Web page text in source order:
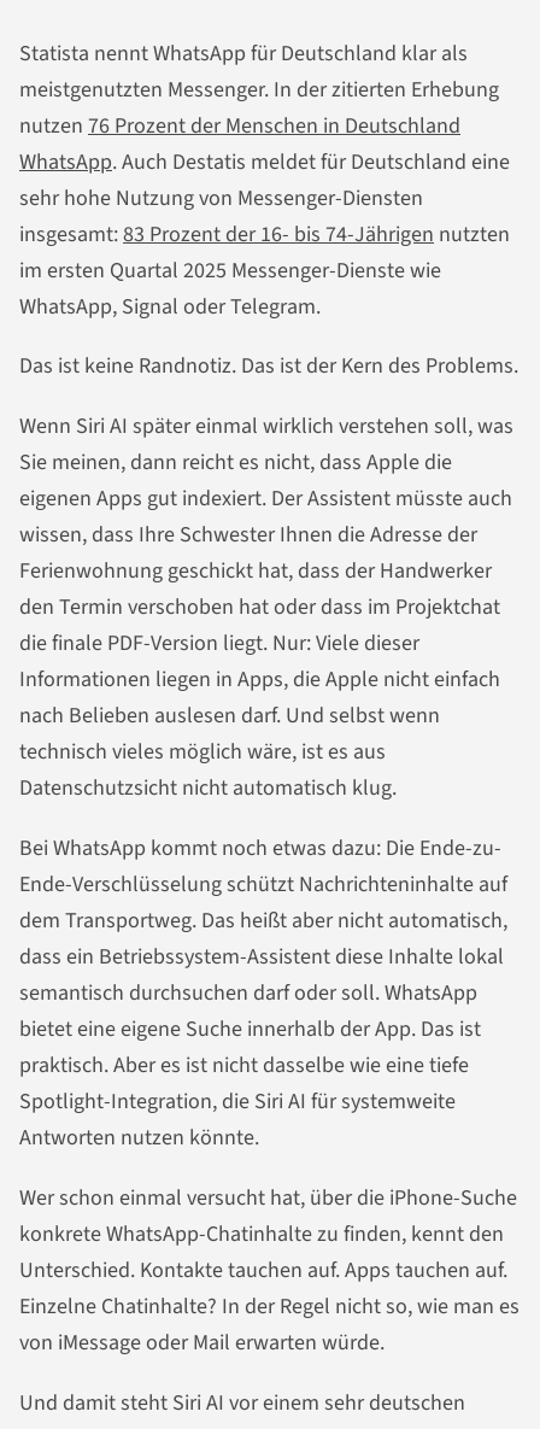
Statista nennt WhatsApp für Deutschland klar als
meistgenutzten Messenger. In der zitierten Erhebung
nutzen 76 Prozent der Menschen in Deutschland
WhatsApp. Auch Destatis meldet für Deutschland eine
sehr hohe Nutzung von Messenger-Diensten
insgesamt:83 Prozent der 16- bis 74-Jährigen nutzten
im ersten Quartal 2025 Messenger-Dienste wie
WhatsApp, Signal oder Telegram.
Das ist keine Randnotiz. Das ist der Kern des Problems.
Wenn Siri AI später einmal wirklich verstehen soll, was
Sie meinen, dann reicht es nicht, dass Apple die
eigenen Apps gut indexiert. Der Assistent müsste auch
wissen, dass Ihre Schwester Ihnen die Adresse der
Ferienwohnung geschickt hat, dass der Handwerker
den Termin verschoben hat oder dass im Projektchat
die finale PDF-Version liegt. Nur: Viele dieser
Informationen liegen in Apps, die Apple nicht einfach
nach Belieben auslesen darf. Und selbst wenn
technisch vieles möglich wäre, ist es aus
Datenschutzsicht nicht automatisch klug.
Bei WhatsApp kommt noch etwas dazu: Die Ende-zu-
Ende-Verschlüsselung schützt Nachrichteninhalte auf
dem Transportweg. Das heißt aber nicht automatisch,
dass ein Betriebssystem-Assistent diese Inhalte lokal
semantisch durchsuchen darf oder soll. WhatsApp
bietet eine eigene Suche innerhalb der App. Das ist
praktisch. Aber es ist nicht dasselbe wie eine tiefe
Spotlight-Integration, die Siri AI für systemweite
Antworten nutzen könnte.
Wer schon einmal versucht hat, über die iPhone-Suche
konkrete WhatsApp-Chatinhalte zu finden, kennt den
Unterschied. Kontakte tauchen auf. Apps tauchen auf.
Einzelne Chatinhalte? In der Regel nicht so, wie man es
von iMessage oder Mail erwarten würde.
Und damit steht Siri AI vor einem sehr deutschen